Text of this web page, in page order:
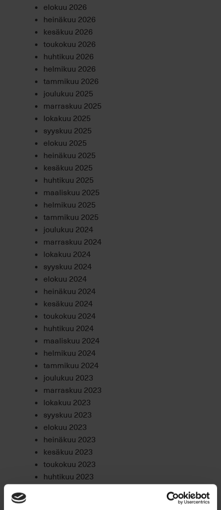
elokuu 2026
heinäkuu 2026
kesäkuu 2026
toukokuu 2026
huhtikuu 2026
helmikuu 2026
tammikuu 2026
joulukuu 2025
marraskuu 2025
lokakuu 2025
syyskuu 2025
elokuu 2025
heinäkuu 2025
kesäkuu 2025
huhtikuu 2025
maaliskuu 2025
helmikuu 2025
tammikuu 2025
joulukuu 2024
marraskuu 2024
lokakuu 2024
syyskuu 2024
elokuu 2024
heinäkuu 2024
kesäkuu 2024
toukokuu 2024
huhtikuu 2024
maaliskuu 2024
helmikuu 2024
tammikuu 2024
joulukuu 2023
marraskuu 2023
lokakuu 2023
syyskuu 2023
elokuu 2023
heinäkuu 2023
kesäkuu 2023
toukokuu 2023
huhtikuu 2023
maaliskuu 2023